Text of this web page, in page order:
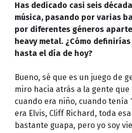
Has dedicado casi seis
música, pasando por varias
por diferentes géneros
heavy metal. ¿Cómo
hasta el día de hoy?
Bueno, sé que es un juego de
miro hacia atrás a la gente que
cuando era niño, cuando tenía
era Elvis, Cliff Richard, toda
bastante guapa, pero yo soy